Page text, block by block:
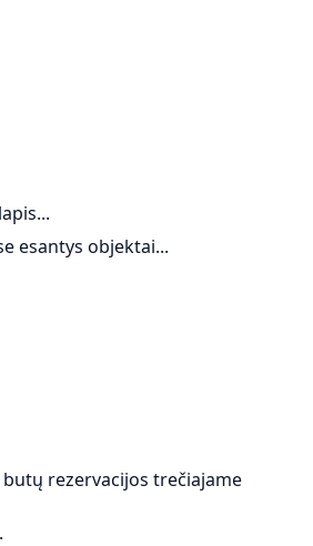
esantys objektai...
rezervacijos trečiajame